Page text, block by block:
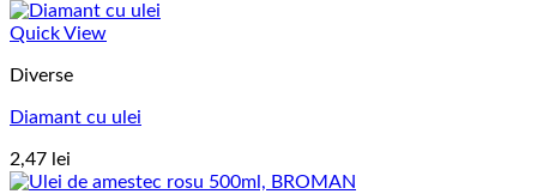
Quick View
Diverse
Diamant cu ulei
2,47 lei